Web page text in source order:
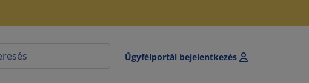
Ügyfélportál bejelentkezés